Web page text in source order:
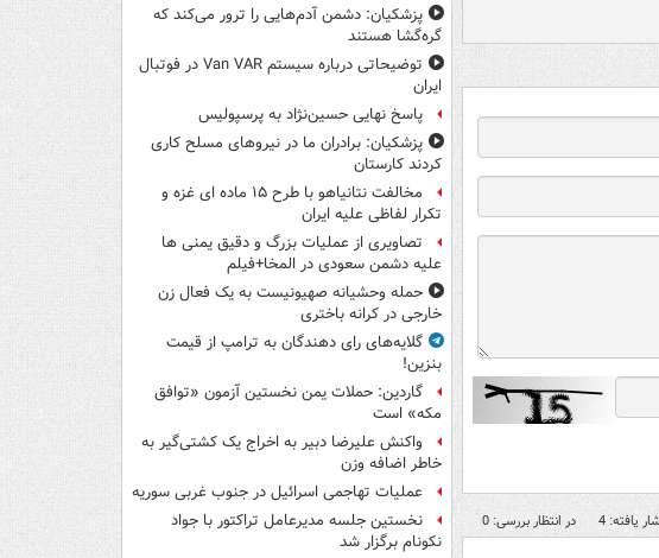
یافته: 4 در انتظار بررسی: 0
پزشکیان: دشمن آدم‌هایی را ترور می‌کند که
گره‌گشا هستند
توضیحاتی درباره سیستم Van VAR در فوتبال
ایران
پاسخ نهایی حسین‌نژاد به پرسپولیس
پزشکیان: برادران ما در نیروهای مسلح کاری
کردند کارستان
مخالفت نتانیاهو با طرح ۱۵ ماده ای غزه و
تکرار لفاظی علیه ایران
تصاویری از عملیات بزرگ و دقیق یمنی ها
علیه دشمن سعودی در المخا+فیلم
حمله وحشیانه صهیونیست به یک فعال زن
خارجی در کرانه باختری
گلایه‌های رای دهندگان به ترامپ از قیمت
بنزین!
گاردین: حملات یمن نخستین آزمون «توافق
مکه» است
واکنش علیرضا دبیر به اخراج یک کشتی‌گیر به
خاطر اضافه وزن
عملیات تهاجمی اسرائیل در جنوب غربی سوریه
نخستین جلسه مدیرعامل تراکتور با جواد
نکونام برگزار شد